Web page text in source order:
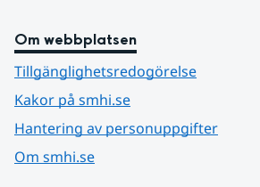
Om webbplatsen
Tillgänglighetsredogörelse
Kakor på smhi.se
Hantering av personuppgifter
Om smhi.se